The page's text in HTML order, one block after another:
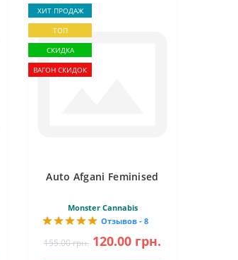
ХИТ ПРОДАЖ
ТОП
СКИДКА
ВАГОН СКИДОК
Auto Afgani Feminised
Monster Cannabis
Отзывов - 8
155.00 грн. 120.00 грн.